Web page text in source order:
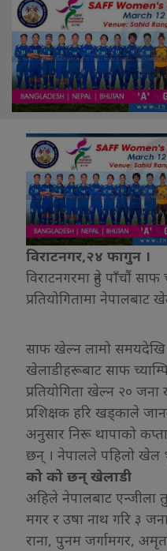
विराटनगर,२४ फागुन ।
विराटनगरमा हुने पाँचौं
प्रतियोगितामा
साफ खेल्न लामो
खेलाडीहरूबाट साफ
प्रतियोगिता खेल्न २०
प्रशिक्षक हरि खड्काले
अनुसार निरू थापाको
छन् । नेपालले पहिलो खेल
को को छन् खेलाडी
अहिले नेपालबाट एन्जीला
मगर र उषा नाथ गरि ३
राना, पुनम जर्गामगर,